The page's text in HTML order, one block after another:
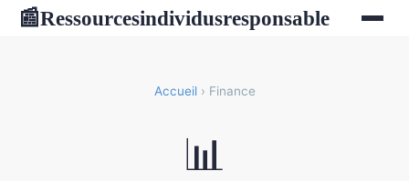
📰Ressourcesindividusresponsable
Accueil› Finance
📊